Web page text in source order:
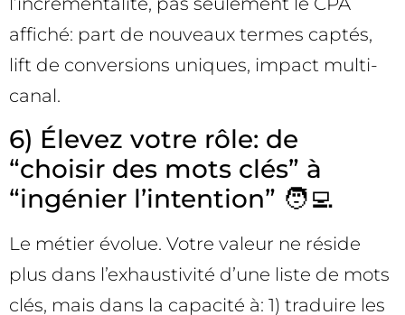
affiché: part de nouveaux termes captés,
lift de conversions uniques, impact multi-
canal.
6) Élevez votre rôle: de
“choisir des mots clés” à
“ingénier l’intention” 🧑‍💻
Le métier évolue. Votre valeur ne réside
plus dans l’exhaustivité d’une liste de mots
clés, mais dans la capacité à: 1) traduire les